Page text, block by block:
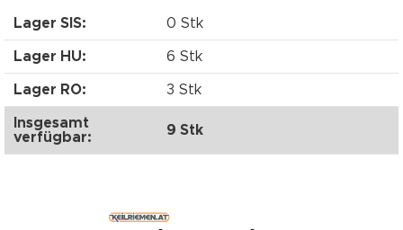
Lager SIS: 0 Stk
Lager HU: 6 Stk
Lager RO: 3 Stk
Insgesamt
verfügbar:
9 Stk